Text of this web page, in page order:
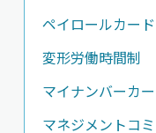
ペイロールカード
変形労働時間制
マイナンバーカ
マネジメントコ